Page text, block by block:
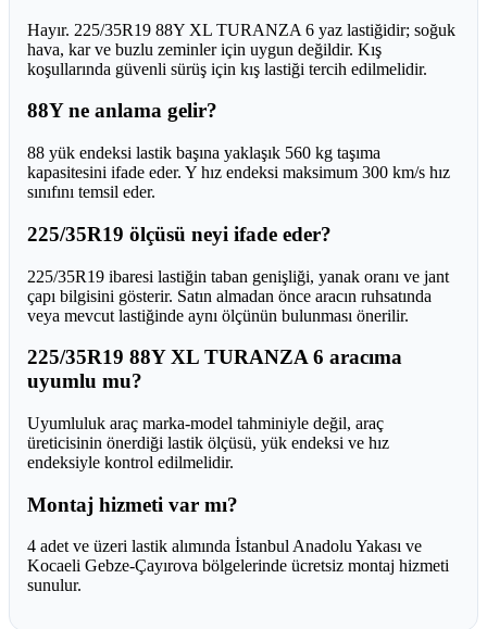
Hayır. 225/35R19 88Y XL TURANZA 6 yaz lastiğidir; soğuk
hava, kar ve buzlu zeminler için uygun değildir. Kış
koşullarında güvenli sürüş için kış lastiği tercih edilmelidir.
88Y ne anlama gelir?
88 yük endeksi lastik başına yaklaşık 560 kg taşıma
kapasitesini ifade eder. Y hız endeksi maksimum 300 km/s hız
sınıfını temsil eder.
225/35R19 ölçüsü neyi ifade eder?
225/35R19 ibaresi lastiğin taban genişliği, yanak oranı ve jant
çapı bilgisini gösterir. Satın almadan önce aracın ruhsatında
veya mevcut lastiğinde aynı ölçünün bulunması önerilir.
225/35R19 88Y XL TURANZA 6 aracıma
uyumlu mu?
Uyumluluk araç marka-model tahminiyle değil, araç
üreticisinin önerdiği lastik ölçüsü, yük endeksi ve hız
endeksiyle kontrol edilmelidir.
Montaj hizmeti var mı?
4 adet ve üzeri lastik alımında İstanbul Anadolu Yakası ve
Kocaeli Gebze-Çayırova bölgelerinde ücretsiz montaj hizmeti
sunulur.